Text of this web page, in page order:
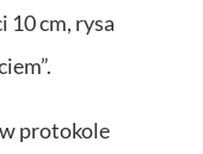
10 cm, rysa
protokole